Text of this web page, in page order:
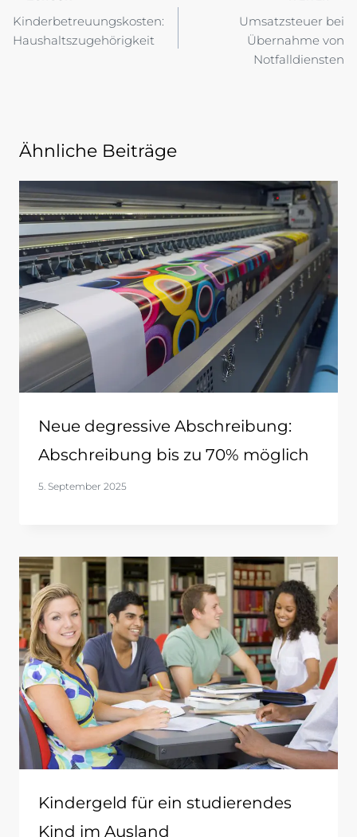
Kinderbetreuungskosten:
Haushaltszugehörigkeit
Umsatzsteuer bei
Übernahme von
Notfalldiensten
Ähnliche Beiträge
Neue degressive Abschreibung:
Abschreibung bis zu 70% möglich
5. September 2025
Kindergeld für ein studierendes
Kind im Ausland